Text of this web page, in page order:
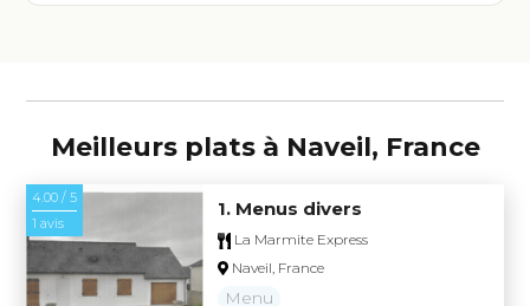
Meilleurs plats à Naveil, France
4.00 / 5
1 avis
1. Menus divers
La Marmite Express
Naveil, France
Menu